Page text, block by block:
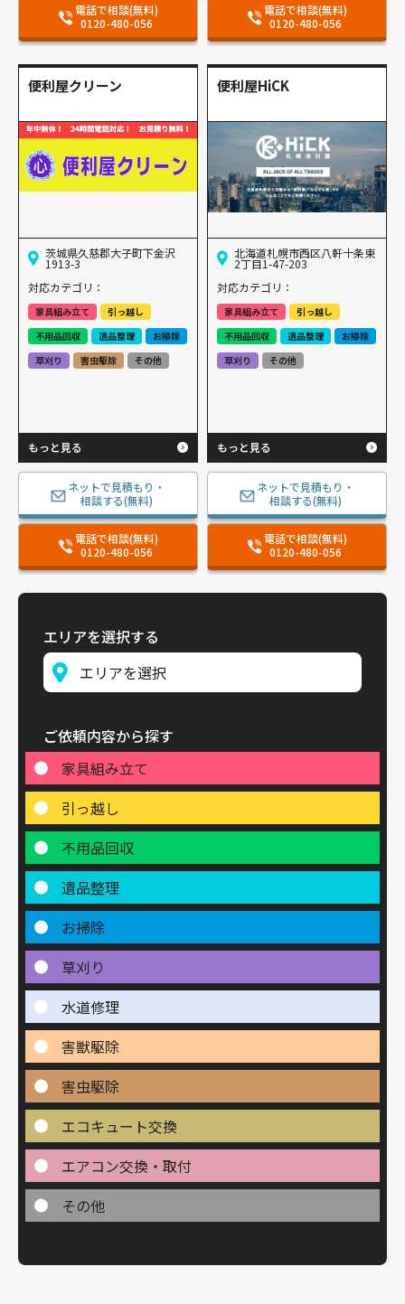
電話で相談(無料)
0120-480-056
電話で相談(無料)
0120-480-056
便利屋クリーン
茨城県久慈郡大子町下金沢
1913-3
対応カテゴリ：
家具組み立て
引っ越し
不用品回収
遺品整理
お掃除
草刈り
害虫駆除 その他
もっと見る
ネットで見積もり・
相談する(無料)
電話で相談(無料)
0120-480-056
便利屋HiCK
北海道札幌市西区八軒十条東
2丁目1-47-203
対応カテゴリ：
家具組み立て
引っ越し
不用品回収
遺品整理
お掃除
草刈り
その他
もっと見る
ネットで見積もり・
相談する(無料)
電話で相談(無料)
0120-480-056
エリアを選択する
ご依頼内容から探す
家具組み立て
引っ越し
不用品回収
遺品整理
お掃除
草刈り
水道修理
害獣駆除
害虫駆除
エコキュート交換
エアコン交換・取付
その他